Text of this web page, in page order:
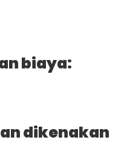
biaya:
dikenakan